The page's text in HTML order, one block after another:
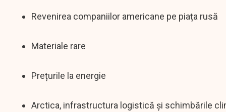
Revenirea companiilor americane pe piața rusă
Materiale rare
Prețurile la energie
Arctica, infrastructura logistică și schimbările